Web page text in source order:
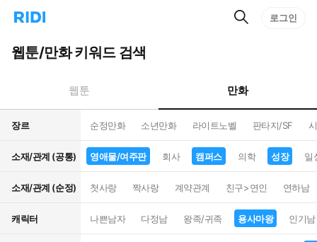
리
홈
으
턴
트
검
로그인
웹툰/만화 키워드 검색
웹툰 만화
장르 순정만화 소년만화 라이트노벨 판타지/SF
소재/관계 (공통) 영애물/여주판 회사 캠퍼스 의학 성장 일
소재/관계 (순정) 첫사랑 짝사랑 계약관계 친구>연인 연하남
캐릭터 나쁜남자 다정남 왕족/귀족 용사마왕 인기남